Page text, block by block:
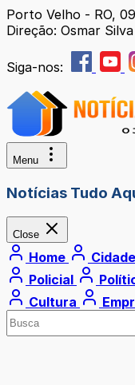
Porto Velho - RO,
Direção: Osmar Silva
Siga-nos:
Menu
Notícias Tudo
Close
Home Cidade
Policial
Cultura